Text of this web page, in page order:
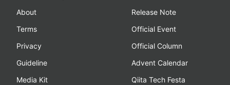
About
Terms
Privacy
Guideline
Media Kit
Release Note
Official Event
Official Column
Advent Calendar
Qiita Tech Festa